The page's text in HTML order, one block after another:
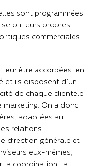
sont programmées
selon leurs propres
commerciales
leur être accordées en
et ils disposent d’un
de chaque clientèle
marketing. On a donc
adaptées au
relations
direction générale et
eux-mêmes,